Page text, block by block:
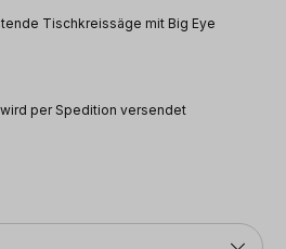
Tischkreissäge mit Big Eye
per Spedition versendet